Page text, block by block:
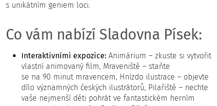
s unikátním geniem loci.
Co vám nabízí Sladovna Písek:
Interaktivními expozice: Animárium – zkuste si vytvořit
vlastní animovaný film, Mraveniště – staňte
se na 90 minut mravencem, Hnízdo ilustrace – objevte
dílo významných českých ilustrátorů, Pilařiště – nechte
vaše nejmenší děti pohrát ve fantastickém herním